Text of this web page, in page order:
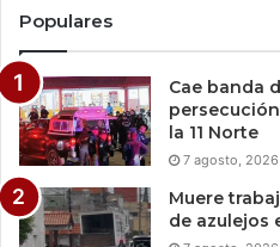
Populares
Cae banda
la 11 Norte
7 agosto, 2026
Muere
de azulejos